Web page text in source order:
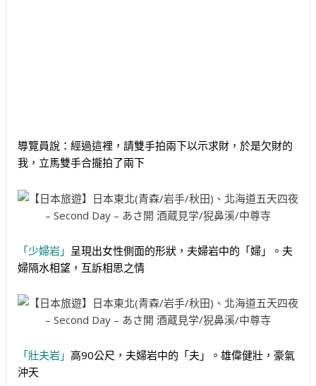
導覽員說：經過這裡，請雙手拍兩下以示求財，於是欠財的
我，立馬雙手合攏拍了兩下
「少婦岩」 呈現出女性側面的形狀，夫婦岩中的「婦」。夫
婦隔水相望，互訴相思之情
「壯夫岩」 高90公尺，夫婦岩中的「夫」。雄偉健壯，豪氣
沖天